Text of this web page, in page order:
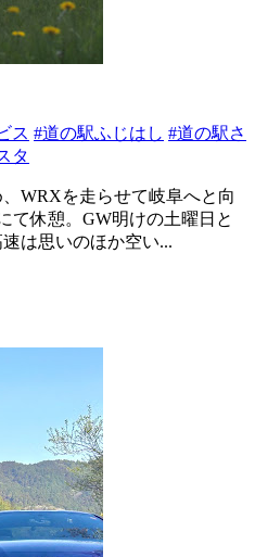
ス #道の駅ふじはし #道の駅さ
タ
WRXを走らせて岐阜へと向
て休憩。GW明けの土曜日と
は思いのほか空い...